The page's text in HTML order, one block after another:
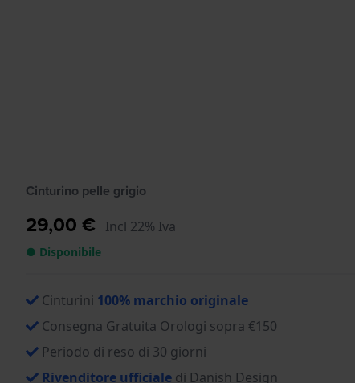
Cinturino pelle grigio
29,00 € Incl 22% Iva
● Disponibile
Cinturini 100% marchio originale
Consegna Gratuita Orologi sopra €150
Periodo di reso di 30 giorni
Rivenditore ufficiale di Danish Design